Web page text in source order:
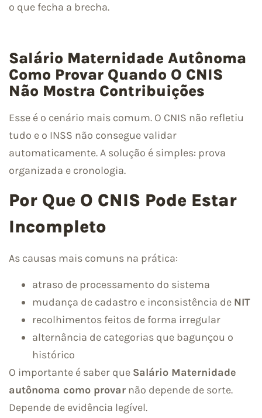
o que fecha a brecha.
Salário Maternidade Autônoma
Como Provar Quando O CNIS
Não Mostra Contribuições
Esse é o cenário mais comum. O CNIS não refletiu
tudo e o INSS não consegue validar
automaticamente. A solução é simples: prova
organizada e cronologia.
Por Que O CNIS Pode Estar
Incompleto
As causas mais comuns na prática:
atraso de processamento do sistema
mudança de cadastro e inconsistência de NIT
recolhimentos feitos de forma irregular
alternância de categorias que bagunçou o
histórico
O importante é saber que Salário Maternidade
autônoma como provar não depende de sorte.
Depende de evidência legível.